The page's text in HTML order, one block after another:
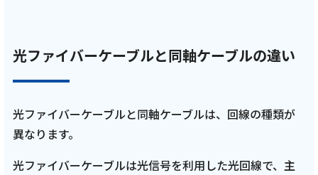
光ファイバーケーブルと同軸ケーブルの違い
光ファイバーケーブルと同軸ケーブルは、回線の種類が
異なります。
光ファイバーケーブルは光信号を利用した光回線で、主